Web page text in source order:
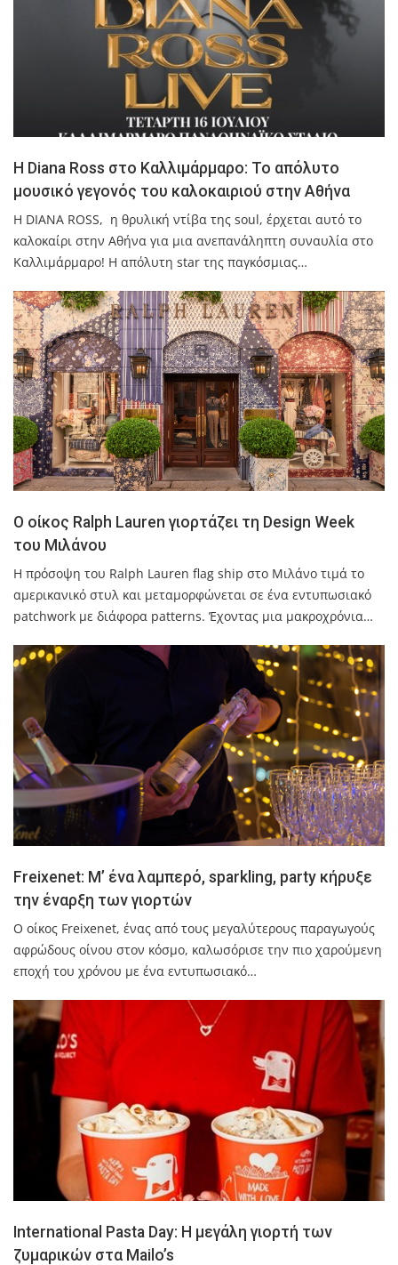
Η Diana Ross στο Καλλιμάρμαρο: Το απόλυτο
μουσικό γεγονός του καλοκαιριού στην Αθήνα
Η DIANA ROSS, η θρυλική ντίβα της soul, έρχεται αυτό το
καλοκαίρι στην Αθήνα για μια ανεπανάληπτη συναυλία στο
Καλλιμάρμαρο! Η απόλυτη star της παγκόσμιας…
O οίκος Ralph Lauren γιορτάζει τη Design Week
του Μιλάνου
Η πρόσοψη του Ralph Lauren flag ship στο Μιλάνο τιμά το
αμερικανικό στυλ και μεταμορφώνεται σε ένα εντυπωσιακό
patchwork με διάφορα patterns. Έχοντας μια μακροχρόνια…
Freixenet: Μ’ ένα λαμπερό, sparkling, party κήρυξε
την έναρξη των γιορτών
Ο οίκος Freixenet, ένας από τους μεγαλύτερους παραγωγούς
αφρώδους οίνου στον κόσμο, καλωσόρισε την πιο χαρούμενη
εποχή του χρόνου με ένα εντυπωσιακό…
International Pasta Day: Η μεγάλη γιορτή των
ζυμαρικών στα Mailo’s